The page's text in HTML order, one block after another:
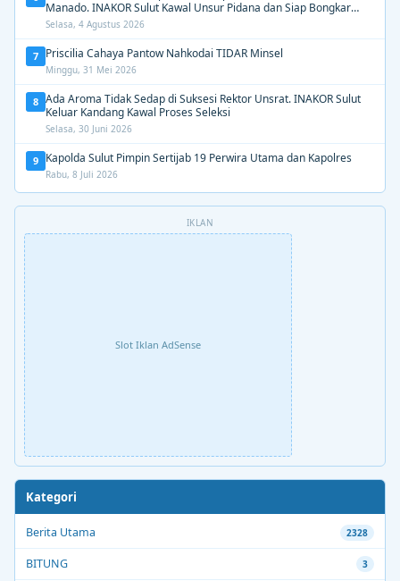
Manado. INAKOR Sulut Kawal Unsur Pidana dan Siap Bongkar
Aroma Busuk di Suksesi Rektor
Selasa, 4 Agustus 2026
7 Priscilia Cahaya Pantow Nahkodai TIDAR Minsel
Minggu, 31 Mei 2026
8 Ada Aroma Tidak Sedap di Suksesi Rektor Unsrat. INAKOR Sulut
Keluar Kandang Kawal Proses Seleksi
Selasa, 30 Juni 2026
9 Kapolda Sulut Pimpin Sertijab 19 Perwira Utama dan Kapolres
Rabu, 8 Juli 2026
IKLAN
Slot Iklan AdSense
Kategori
Berita Utama 2328
BITUNG 3